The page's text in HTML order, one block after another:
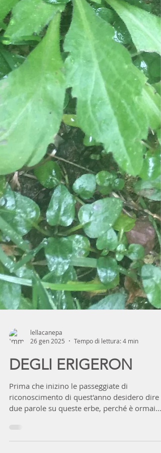
26 gen 2025
Tempo di lettura: 4 min